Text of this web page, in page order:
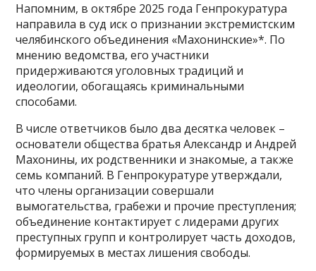
Напомним, в октябре 2025 года Генпрокуратура
направила в суд иск о признании экстремистским
челябинского объединения «Махонинские»*. По
мнению ведомства, его участники
придерживаются уголовных традиций и
идеологии, обогащаясь криминальными
способами.
В числе ответчиков было два десятка человек –
основатели общества братья Александр и Андрей
Махонины, их родственники и знакомые, а также
семь компаний. В Генпрокуратуре утверждали,
что члены организации совершали
вымогательства, грабежи и прочие преступления;
объединение контактирует с лидерами других
преступных групп и контролирует часть доходов,
формируемых в местах лишения свободы.